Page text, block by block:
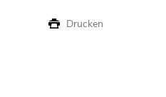
Drucken